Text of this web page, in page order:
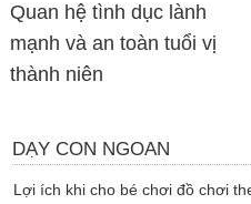
Quan hệ tình dục lành
mạnh và an toàn tuổi vị
thành niên
DẠY CON NGOAN
Lợi ích khi cho bé chơi đồ chơi